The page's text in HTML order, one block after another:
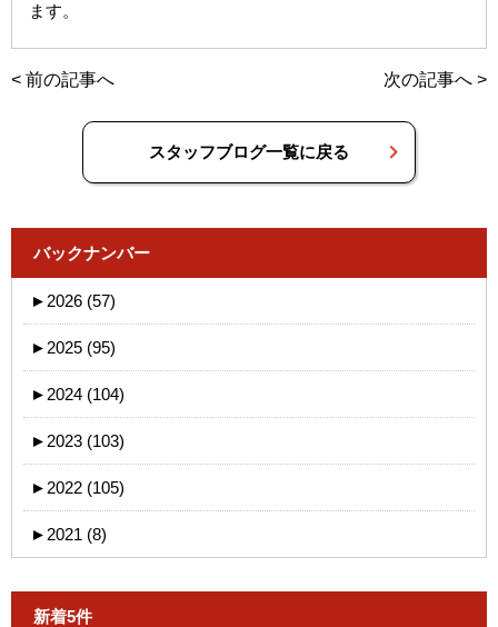
ます。
< 前の記事へ 次の記事へ >
スタッフブログ一覧に戻る
バックナンバー
► 2026 (57)
► 2025 (95)
► 2024 (104)
► 2023 (103)
► 2022 (105)
► 2021 (8)
新着5件